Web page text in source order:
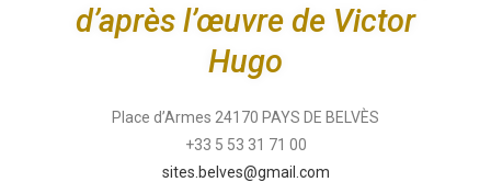
d’après l’œuvre de Victor
Hugo
Place d’Armes 24170 PAYS DE BELVÈS
+33 5 53 31 71 00
sites.belves@gmail.com